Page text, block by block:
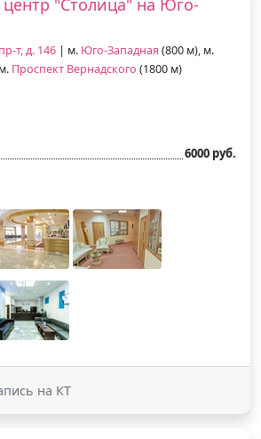
т, д. 146 | м. Юго-Западная (800 м), м.
Проспект Вернадского (1800 м)
6000 руб.
на КТ